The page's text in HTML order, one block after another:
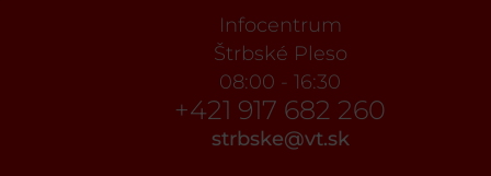
Infocentrum
Štrbské Pleso
08:00 - 16:30
+421 917 682 260
strbske@vt.sk